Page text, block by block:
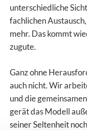
unterschiedliche
fachlichen
mehr. Das kommt
zugute.
Ganz ohne
auch nicht. Wir
und die
gerät das Modell
seiner Seltenheit